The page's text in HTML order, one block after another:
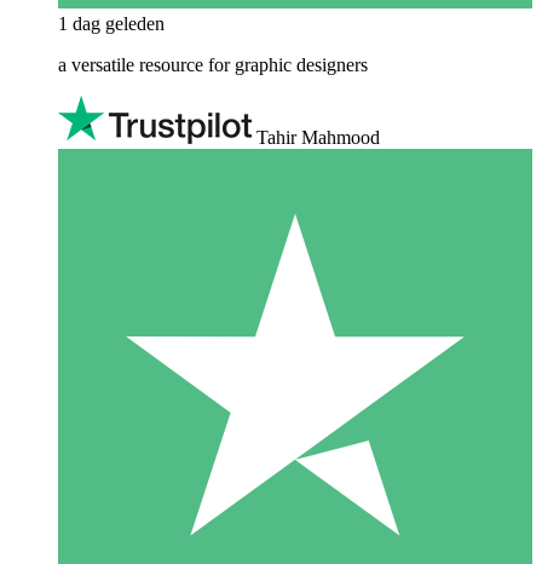
1 dag geleden
a versatile resource for graphic designers
Tahir Mahmood